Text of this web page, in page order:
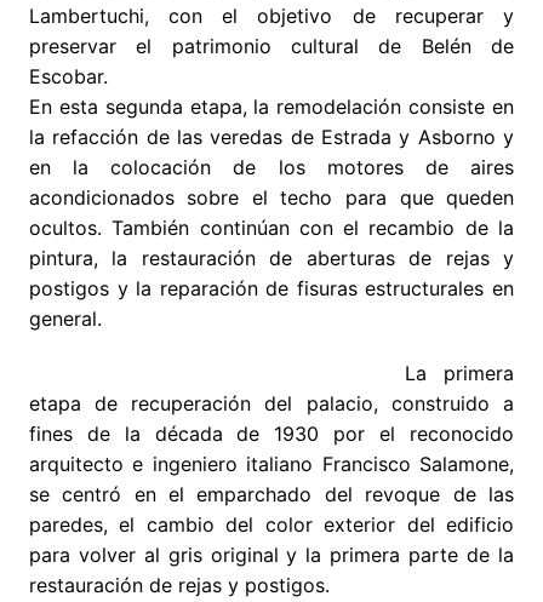
Lambertuchi, con el objetivo de recuperar y
preservar el patrimonio cultural de Belén de
Escobar.
En esta segunda etapa, la remodelación consiste en
la refacción de las veredas de Estrada y Asborno y
en la colocación de los motores de aires
acondicionados sobre el techo para que queden
ocultos. También continúan con el recambio de la
pintura, la restauración de aberturas de rejas y
postigos y la reparación de fisuras estructurales en
general.
La primera
etapa de recuperación del palacio, construido a
fines de la década de 1930 por el reconocido
arquitecto e ingeniero italiano Francisco Salamone,
se centró en el emparchado del revoque de las
paredes, el cambio del color exterior del edificio
para volver al gris original y la primera parte de la
restauración de rejas y postigos.